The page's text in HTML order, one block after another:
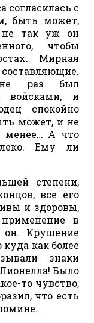
согласилась с
быть может,
не так уж он
чтобы
Мирная
не раз был
войсками, и
спокойно
может, и не
менее… А что
Ему ли
степени,
все его
и здоровы,
в
Крушение
как более
знаки
Было
то чувство,
что есть